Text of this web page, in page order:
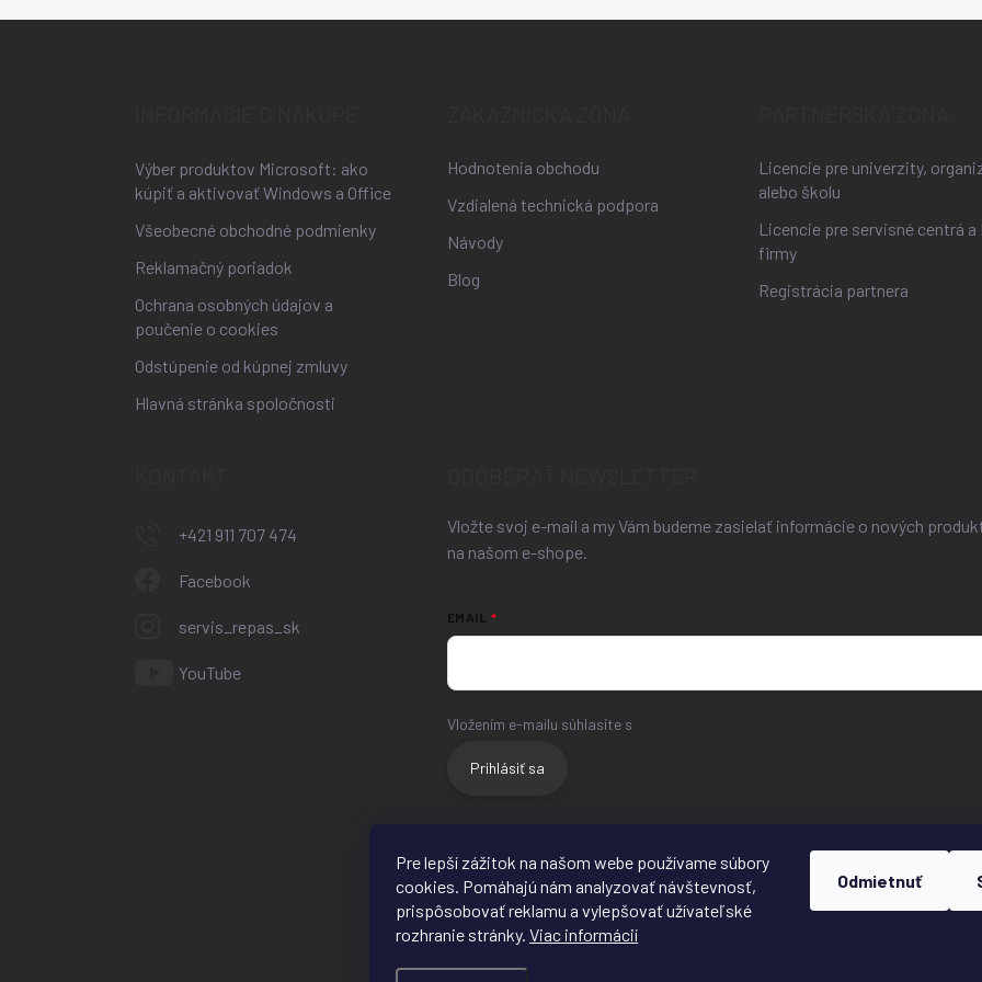
Pre lepší zážitok na našom webe používame súbory
cookies. Pomáhajú nám analyzovať návštevnosť,
prispôsobovať reklamu a vylepšovať užívateľské
rozhranie stránky. Viac informácií
Odmietnuť
Výber produktov Microsoft: ako
kúpiť a aktivovať Windows a Office
Všeobecné obchodné podmienky
Reklamačný poriadok
Ochrana osobných údajov a
poučenie o cookies
Odstúpenie od kúpnej zmluvy
Hlavná stránka spoločnosti
Hodnotenia obchodu
Vzdialená technická podpora
Návody
Blog
Licencie pre univerzity,
alebo školu
Licencie pre servisné centrá a
firmy
Registrácia partnera
+421 911 707 474
Facebook
servis_repas_sk
YouTube
Vložte svoj e-mail a my Vám budeme zasielať informácie o nových
na našom e-shope.
EMAIL
Vložením e-mailu súhlasíte s
Prihlásiť sa